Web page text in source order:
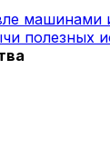
полезных